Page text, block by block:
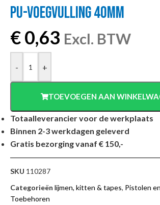
PU-VOEGVULLING 40MM
€0,63 Excl. BTW
- +
TOEVOEGEN AAN
Totaalleverancier voor de werkplaats
Binnen 2-3 werkdagen geleverd
Gratis bezorging vanaf € 150,-
SKU 110287
Categorieën lijmen, kitten & tapes, Pistolen
Toebehoren